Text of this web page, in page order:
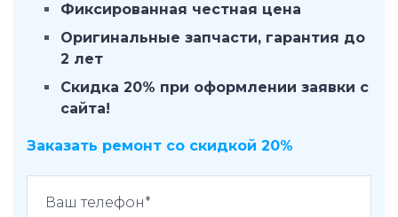
Фиксированная честная цена
Оригинальные запчасти, гарантия до
2 лет
Скидка 20% при оформлении заявки с
сайта!
Заказать ремонт со скидкой 20%